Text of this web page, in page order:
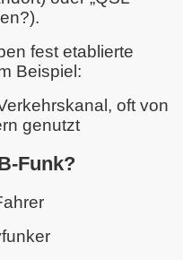
fest etablierte
Beispiel:
oft von
genutzt
Funk?